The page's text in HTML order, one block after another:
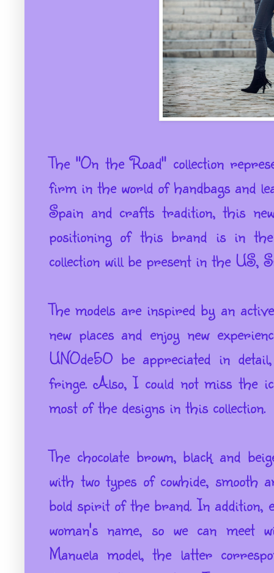
The "On the Road" collection
firm in the world of handbags and
Spain and crafts tradition, this
positioning of this brand is in
collection will be present in the US,
The models are inspired by an
new places and enjoy new
UNOde50 be appreciated in
fringe. Also, I could not miss the
most of the designs in this collection.
The chocolate brown, black and
with two types of cowhide, smooth
bold spirit of the brand. In addition,
woman's name, so we can meet
Manuela model, the latter